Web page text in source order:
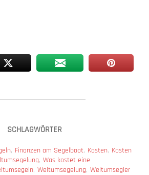
SCHLAGWÖRTER
, Finanzen am Segelboot, Kosten, Kosten
, Was kostet eine
, Weltumsegelung, Weltumsegler